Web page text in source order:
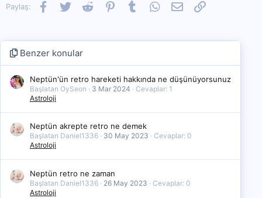
Paylaş: Facebook
TwitterReddit PinterestTumblrWhatsApp
E-postaLink
Benzer konular
Neptün'ün retro hareketi hakkında ne düşünüyorsunuz
Başlatan OySeon 3 Mar 2024
Cevaplar: 1
Astroloji
Neptün akrepte retro ne demek
Başlatan Daniel1336 30 May 2023
Cevaplar: 0
Astroloji
Neptün retro ne zaman
Başlatan Daniel1336 26 May 2023
Cevaplar: 0
Astroloji